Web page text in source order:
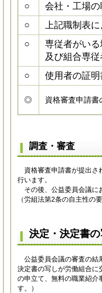
○
会社・工場
○
上記職制表
○
専従者がい
及び組合専
○
使用者の証
◎ 資格審査申請
調査・審査
資格審査申請書が提出さ
行います。
その後、公益委員会議に
（労組法第2条の自主性の
決定・決定書
公益委員会議の審査の結
決定書の写しが労働組合に
の申立て、無料の職業紹介
す。）